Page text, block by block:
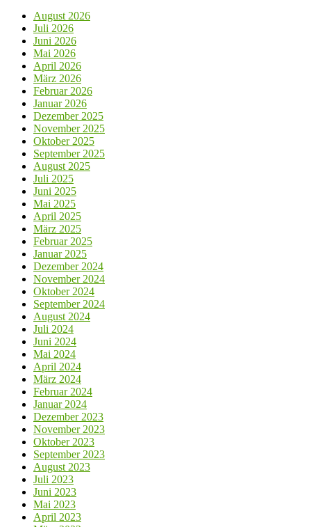
August 2026
Juli 2026
Juni 2026
Mai 2026
April 2026
März 2026
Februar 2026
Januar 2026
Dezember 2025
November 2025
Oktober 2025
September 2025
August 2025
Juli 2025
Juni 2025
Mai 2025
April 2025
März 2025
Februar 2025
Januar 2025
Dezember 2024
November 2024
Oktober 2024
September 2024
August 2024
Juli 2024
Juni 2024
Mai 2024
April 2024
März 2024
Februar 2024
Januar 2024
Dezember 2023
November 2023
Oktober 2023
September 2023
August 2023
Juli 2023
Juni 2023
Mai 2023
April 2023